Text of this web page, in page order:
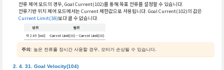
전류 제어 모드의 경우, Goal Current(102)를 통해 목표 전류를 설정할 수 있습니다.
전류기반 위치 제어 모드에서는 Current 제한값으로 사용됩니다. Goal Current(102)의 값은
Current Limit(38)보다 클 수 없습니다.
단위
범위
약 2.69 [mA]
-Current Limit(38) ~ Current Limit(38)
주의: 높은 전류를 장시간 사용할 경우, 모터가 손상될 수 있습니다.
Goal Velocity(104)